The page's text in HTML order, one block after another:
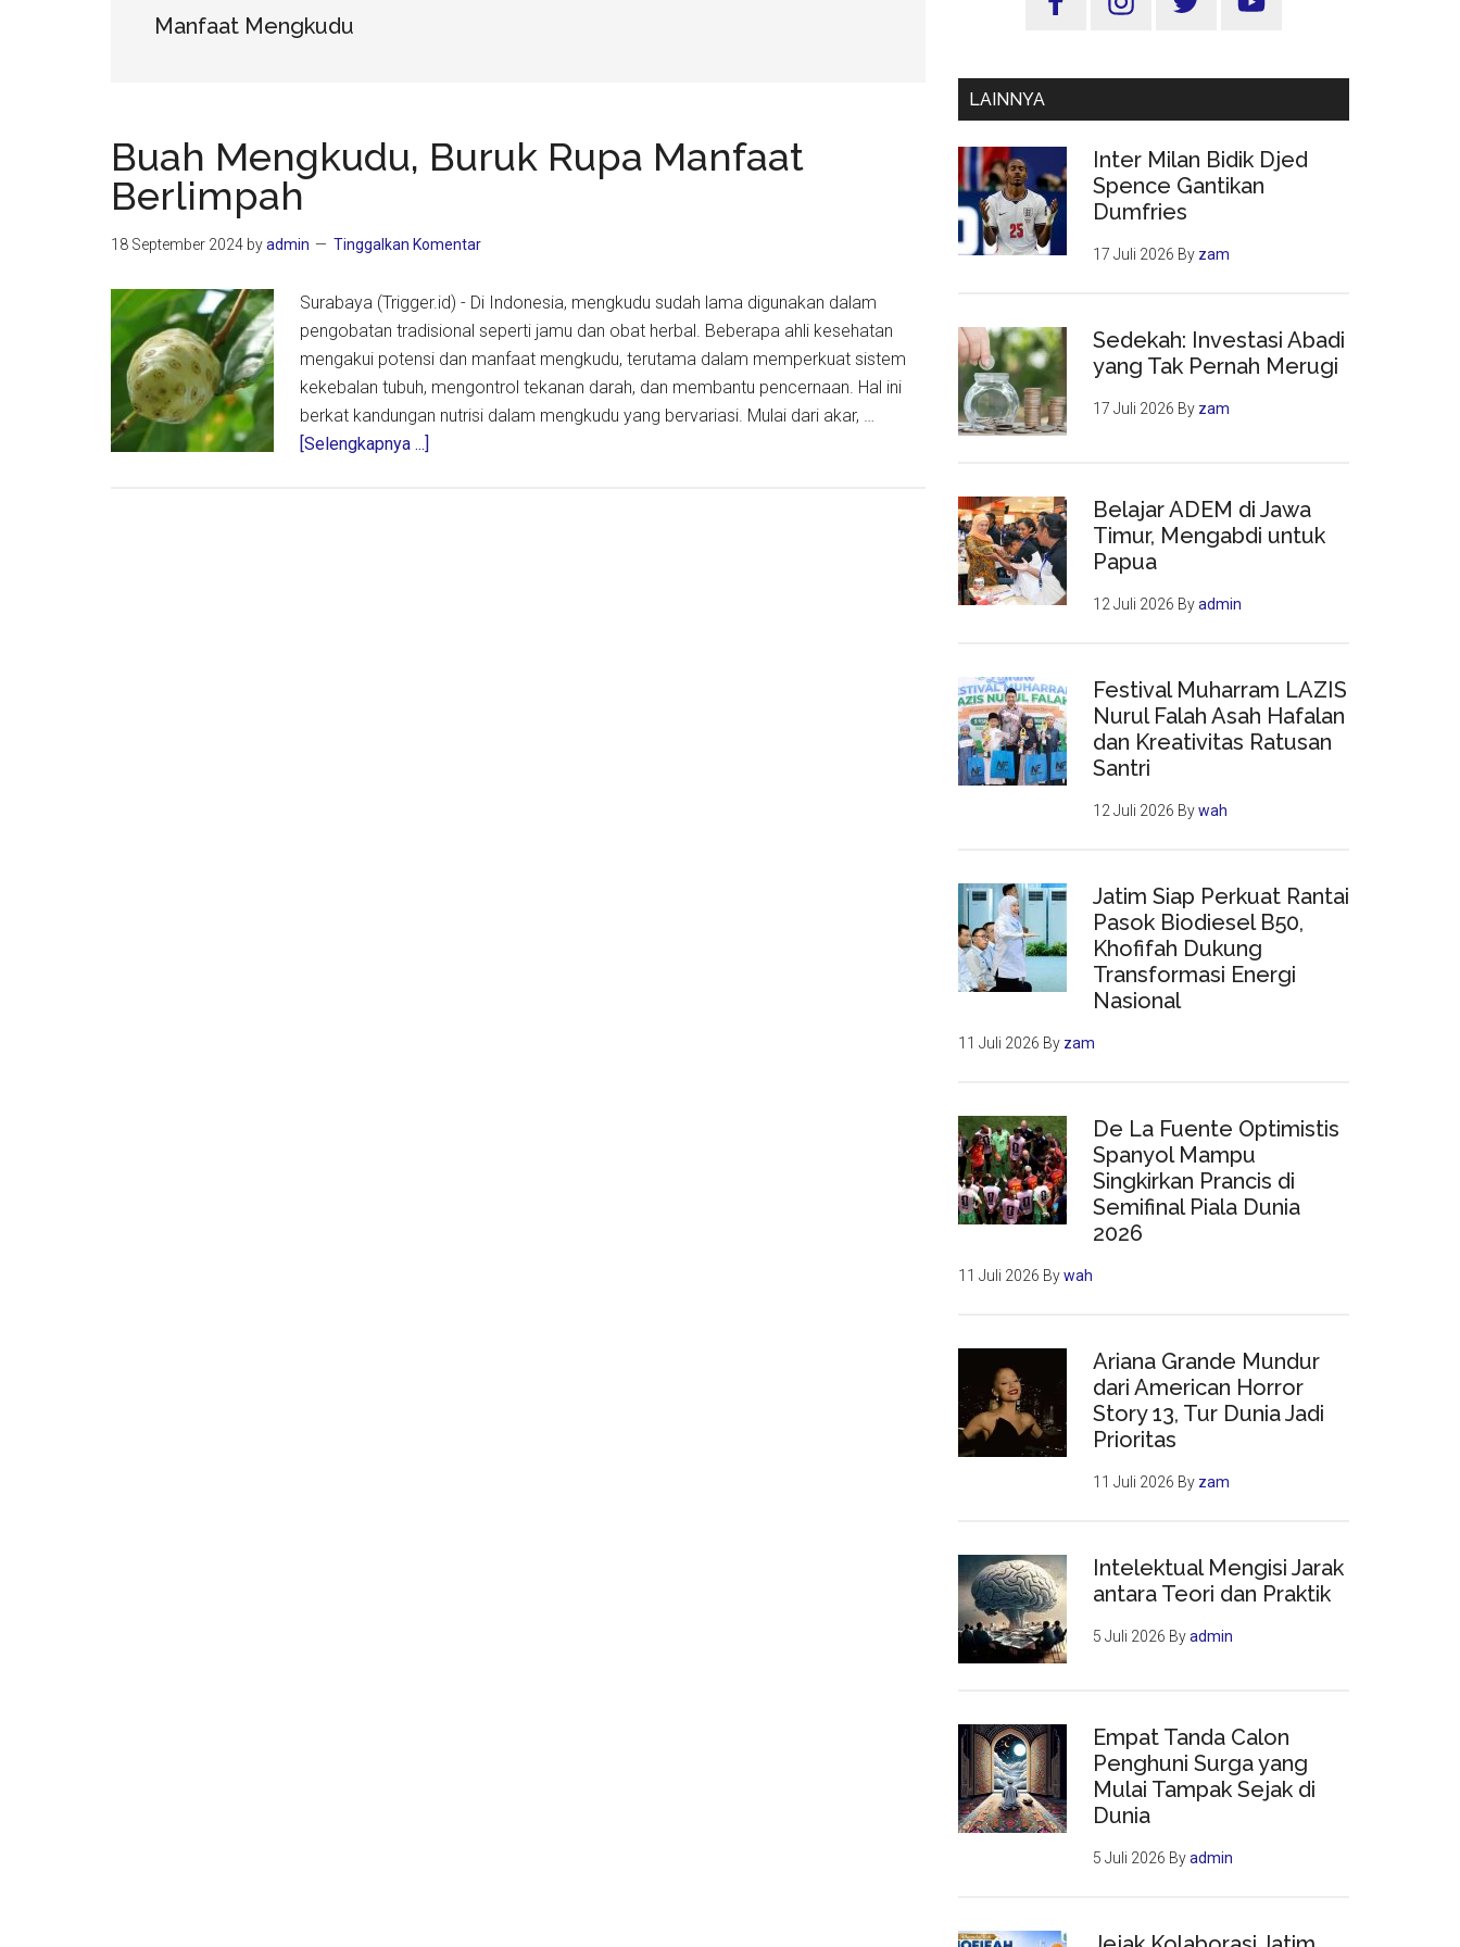
Manfaat Mengkudu
Buah Mengkudu, Buruk Rupa Manfaat
Berlimpah
18 September 2024 byadmin Tinggalkan Komentar
Surabaya (Trigger.id) - Di Indonesia, mengkudu sudah lama digunakan dalam
pengobatan tradisional seperti jamu dan obat herbal. Beberapa ahli kesehatan
mengakui potensi dan manfaat mengkudu, terutama dalam memperkuat sistem
kekebalan tubuh, mengontrol tekanan darah, dan membantu pencernaan. Hal ini
berkat kandungan nutrisi dalam mengkudu yang bervariasi. Mulai dari akar, …
[Selengkapnya ...]
Utama
LAINNYA
Inter Milan Bidik Djed
Spence Gantikan
Dumfries
17 Juli 2026 By zam
Sedekah: Investasi Abadi
yang Tak Pernah Merugi
17 Juli 2026 By zam
Belajar ADEM di Jawa
Timur, Mengabdi untuk
Papua
12 Juli 2026 Byadmin
Festival Muharram LAZIS
Nurul Falah Asah Hafalan
dan Kreativitas Ratusan
Santri
12 Juli 2026 Bywah
Jatim Siap Perkuat Rantai
Pasok Biodiesel B50,
Khofifah Dukung
Transformasi Energi
Nasional
11 Juli 2026 By zam
De La Fuente Optimistis
Spanyol Mampu
Singkirkan Prancis di
Semifinal Piala Dunia
2026
11 Juli 2026 Bywah
Ariana Grande Mundur
dari American Horror
Story 13, Tur Dunia Jadi
Prioritas
11 Juli 2026 By zam
Intelektual Mengisi Jarak
antara Teori dan Praktik
5 Juli 2026 Byadmin
Empat Tanda Calon
Penghuni Surga yang
Mulai Tampak Sejak di
Dunia
5 Juli 2026 Byadmin